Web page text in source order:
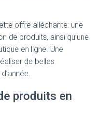
offre alléchante: une
de produits, ainsi qu’une
en ligne. Une
de belles
produits en